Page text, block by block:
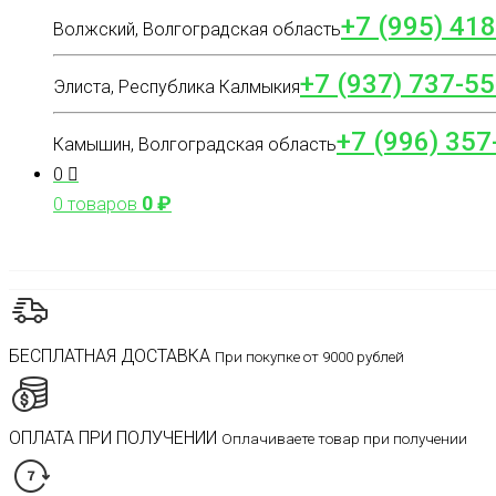
Волжский, Волгоградская область+7 (995)
Элиста, Республика Калмыкия+7 (937) 737-
Камышин, Волгоградская область+7 (996)
0
0 товаров 0₽
БЕСПЛАТНАЯ ДОСТАВКА При покупке от 9000 рублей
ОПЛАТА ПРИ ПОЛУЧЕНИИ Оплачиваете товар при получении